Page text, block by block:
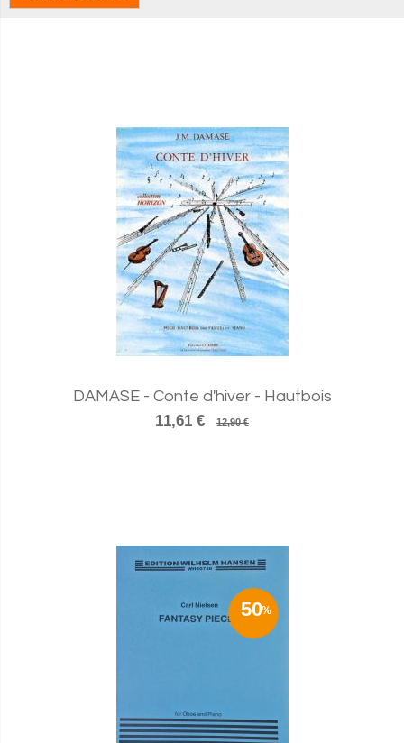
DAMASE - Conte d'hiver - Hautbois
11,61 €
12,90 €
50